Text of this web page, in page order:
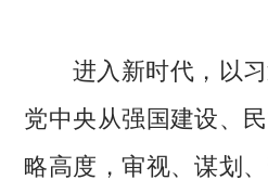
进入新时代，以习
党中央从强国建设、
略高度，审视、谋划